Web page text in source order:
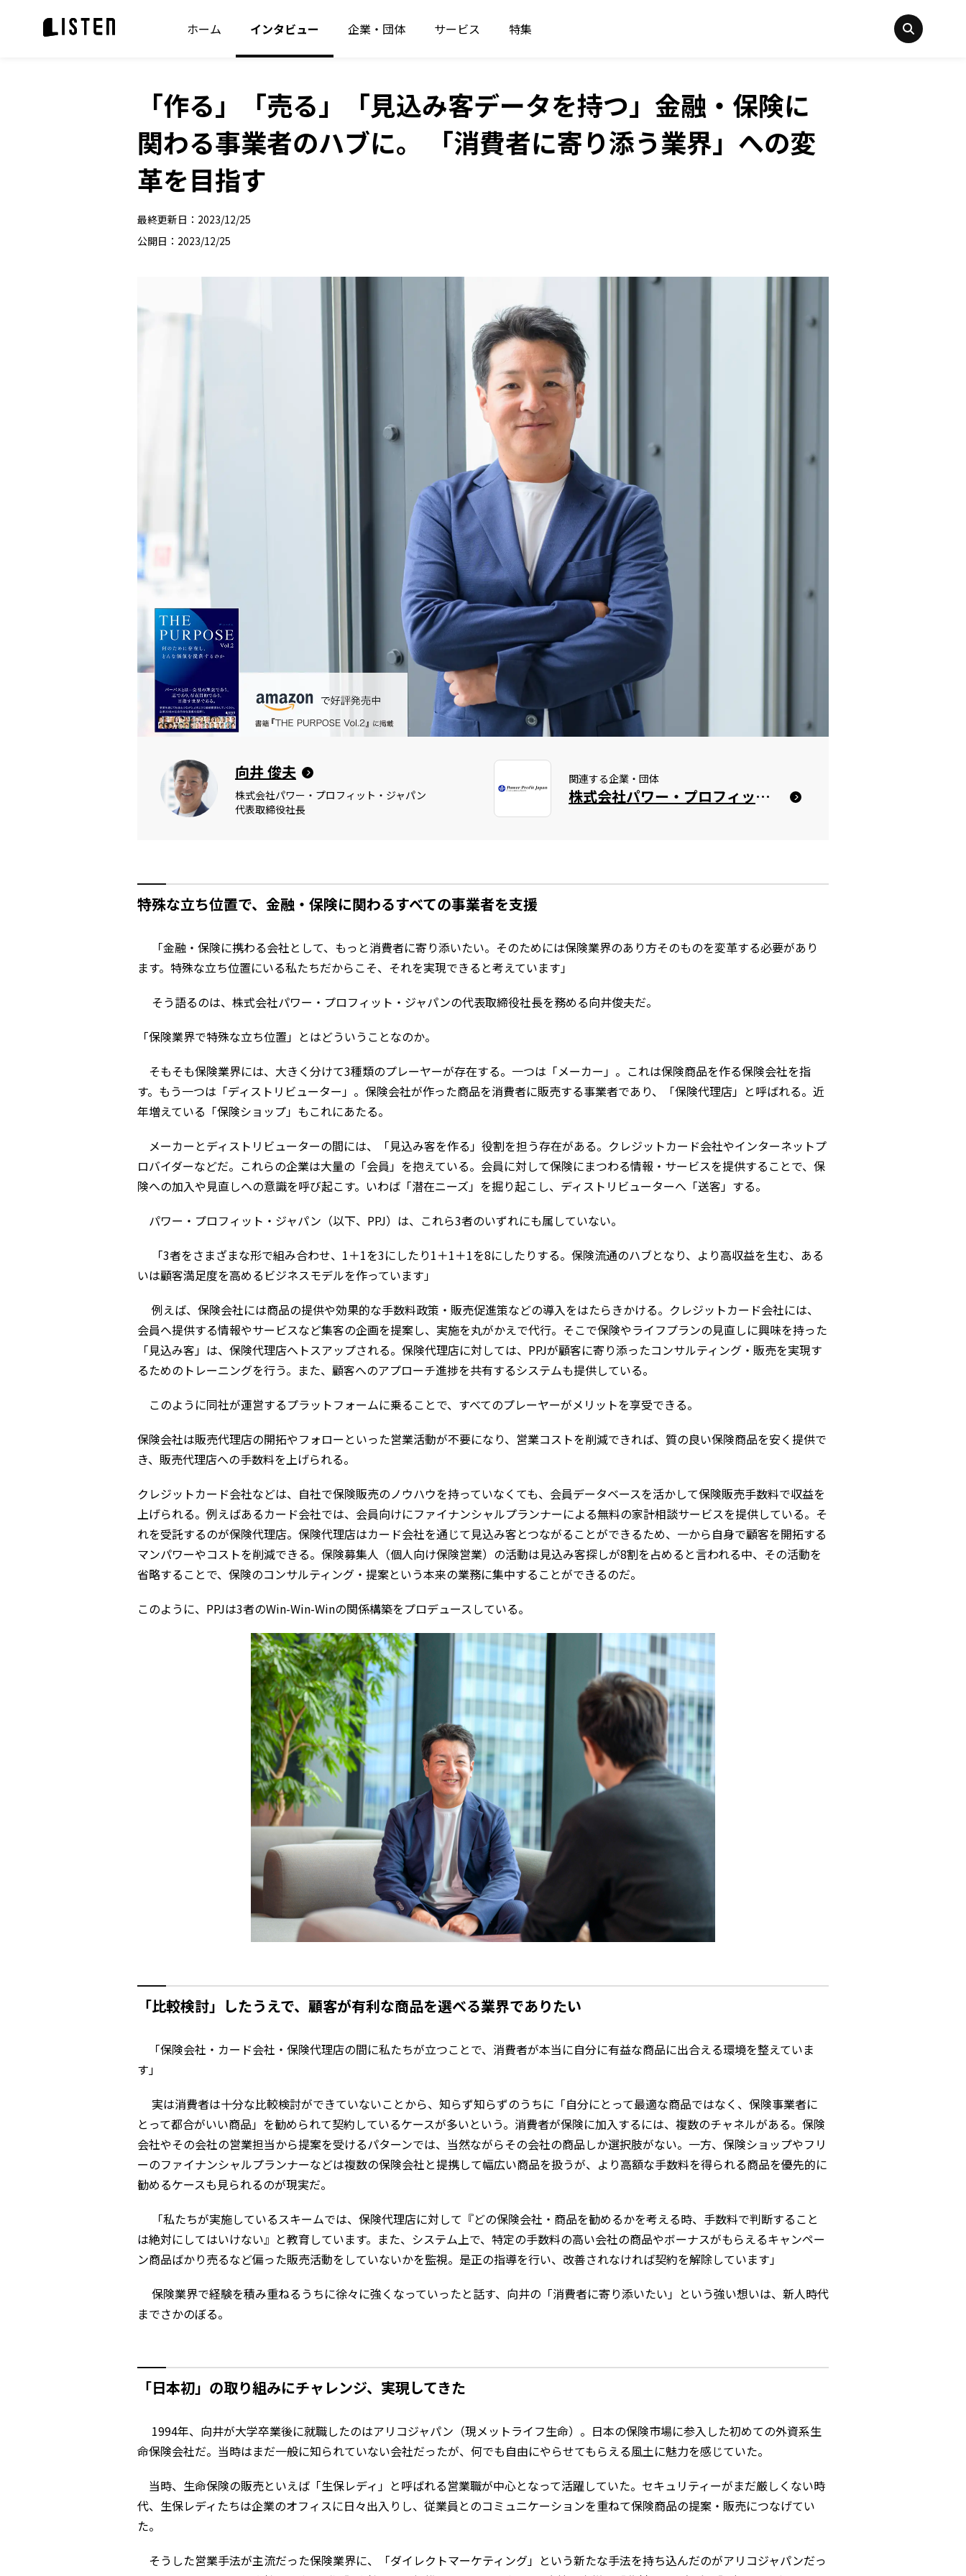
ホーム インタビュー 企業・団体 サービス 特集
「作る」「売る」「見込み客データを持つ」金融・保険に
関わる事業者のハブに。 「消費者に寄り添う業界」への変
革を目指す
最終更新日： 2023/12/25
公開日： 2023/12/25
向井 俊夫
株式会社パワー・プロフィット・ジャパン
代表取締役社長
関連する企業・団体
株式会社パワー・プロフィット・ジャパン
特殊な立ち位置で、金融・保険に関わるすべての事業者を支援
「金融・保険に携わる会社として、もっと消費者に寄り添いたい。そのためには保険業界のあり方そのものを変革する必要があり
ます。特殊な立ち位置にいる私たちだからこそ、それを実現できると考えています」
そう語るのは、株式会社パワー・プロフィット・ジャパンの代表取締役社長を務める向井俊夫だ。
「保険業界で特殊な立ち位置」とはどういうことなのか。
そもそも保険業界には、大きく分けて3種類のプレーヤーが存在する。一つは「メーカー」。これは保険商品を作る保険会社を指
す。もう一つは「ディストリビューター」。保険会社が作った商品を消費者に販売する事業者であり、「保険代理店」と呼ばれる。近
年増えている「保険ショップ」もこれにあたる。
メーカーとディストリビューターの間には、「見込み客を作る」役割を担う存在がある。クレジットカード会社やインターネットプ
ロバイダーなどだ。これらの企業は大量の「会員」を抱えている。会員に対して保険にまつわる情報・サービスを提供することで、保
険への加入や見直しへの意識を呼び起こす。いわば「潜在ニーズ」を掘り起こし、ディストリビューターへ「送客」する。
パワー・プロフィット・ジャパン（以下、PPJ）は、これら3者のいずれにも属していない。
「3者をさまざまな形で組み合わせ、1＋1を3にしたり1＋1＋1を8にしたりする。保険流通のハブとなり、より高収益を生む、ある
いは顧客満足度を高めるビジネスモデルを作っています」
例えば、保険会社には商品の提供や効果的な手数料政策・販売促進策などの導入をはたらきかける。クレジットカード会社には、
会員へ提供する情報やサービスなど集客の企画を提案し、実施を丸がかえで代行。そこで保険やライフプランの見直しに興味を持った
「見込み客」は、保険代理店へトスアップされる。保険代理店に対しては、PPJが顧客に寄り添ったコンサルティング・販売を実現す
るためのトレーニングを行う。また、顧客へのアプローチ進捗を共有するシステムも提供している。
このように同社が運営するプラットフォームに乗ることで、すべてのプレーヤーがメリットを享受できる。
保険会社は販売代理店の開拓やフォローといった営業活動が不要になり、営業コストを削減できれば、質の良い保険商品を安く提供で
き、販売代理店への手数料を上げられる。
クレジットカード会社などは、自社で保険販売のノウハウを持っていなくても、会員データベースを活かして保険販売手数料で収益を
上げられる。例えばあるカード会社では、会員向けにファイナンシャルプランナーによる無料の家計相談サービスを提供している。そ
れを受託するのが保険代理店。保険代理店はカード会社を通じて見込み客とつながることができるため、一から自身で顧客を開拓する
マンパワーやコストを削減できる。保険募集人（個人向け保険営業）の活動は見込み客探しが8割を占めると言われる中、その活動を
省略することで、保険のコンサルティング・提案という本来の業務に集中することができるのだ。
このように、PPJは3者のWin-Win-Winの関係構築をプロデュースしている。
「比較検討」したうえで、顧客が有利な商品を選べる業界でありたい
「保険会社・カード会社・保険代理店の間に私たちが立つことで、消費者が本当に自分に有益な商品に出合える環境を整えていま
す」
実は消費者は十分な比較検討ができていないことから、知らず知らずのうちに「自分にとって最適な商品ではなく、保険事業者に
とって都合がいい商品」を勧められて契約しているケースが多いという。消費者が保険に加入するには、複数のチャネルがある。保険
会社やその会社の営業担当から提案を受けるパターンでは、当然ながらその会社の商品しか選択肢がない。一方、保険ショップやフリ
ーのファイナンシャルプランナーなどは複数の保険会社と提携して幅広い商品を扱うが、より高額な手数料を得られる商品を優先的に
勧めるケースも見られるのが現実だ。
「私たちが実施しているスキームでは、保険代理店に対して『どの保険会社・商品を勧めるかを考える時、手数料で判断すること
は絶対にしてはいけない』と教育しています。また、システム上で、特定の手数料の高い会社の商品やボーナスがもらえるキャンペー
ン商品ばかり売るなど偏った販売活動をしていないかを監視。是正の指導を行い、改善されなければ契約を解除しています」
保険業界で経験を積み重ねるうちに徐々に強くなっていったと話す、向井の「消費者に寄り添いたい」という強い想いは、新人時代
までさかのぼる。
「日本初」の取り組みにチャレンジ、実現してきた
1994年、向井が大学卒業後に就職したのはアリコジャパン（現メットライフ生命）。日本の保険市場に参入した初めての外資系生
命保険会社だ。当時はまだ一般に知られていない会社だったが、何でも自由にやらせてもらえる風土に魅力を感じていた。
当時、生命保険の販売といえば「生保レディ」と呼ばれる営業職が中心となって活躍していた。セキュリティーがまだ厳しくない時
代、生保レディたちは企業のオフィスに日々出入りし、従業員とのコミュニケーションを重ねて保険商品の提案・販売につなげてい
た。
そうした営業手法が主流だった保険業界に、「ダイレクトマーケティング」という新たな手法を持ち込んだのがアリコジャパンだっ